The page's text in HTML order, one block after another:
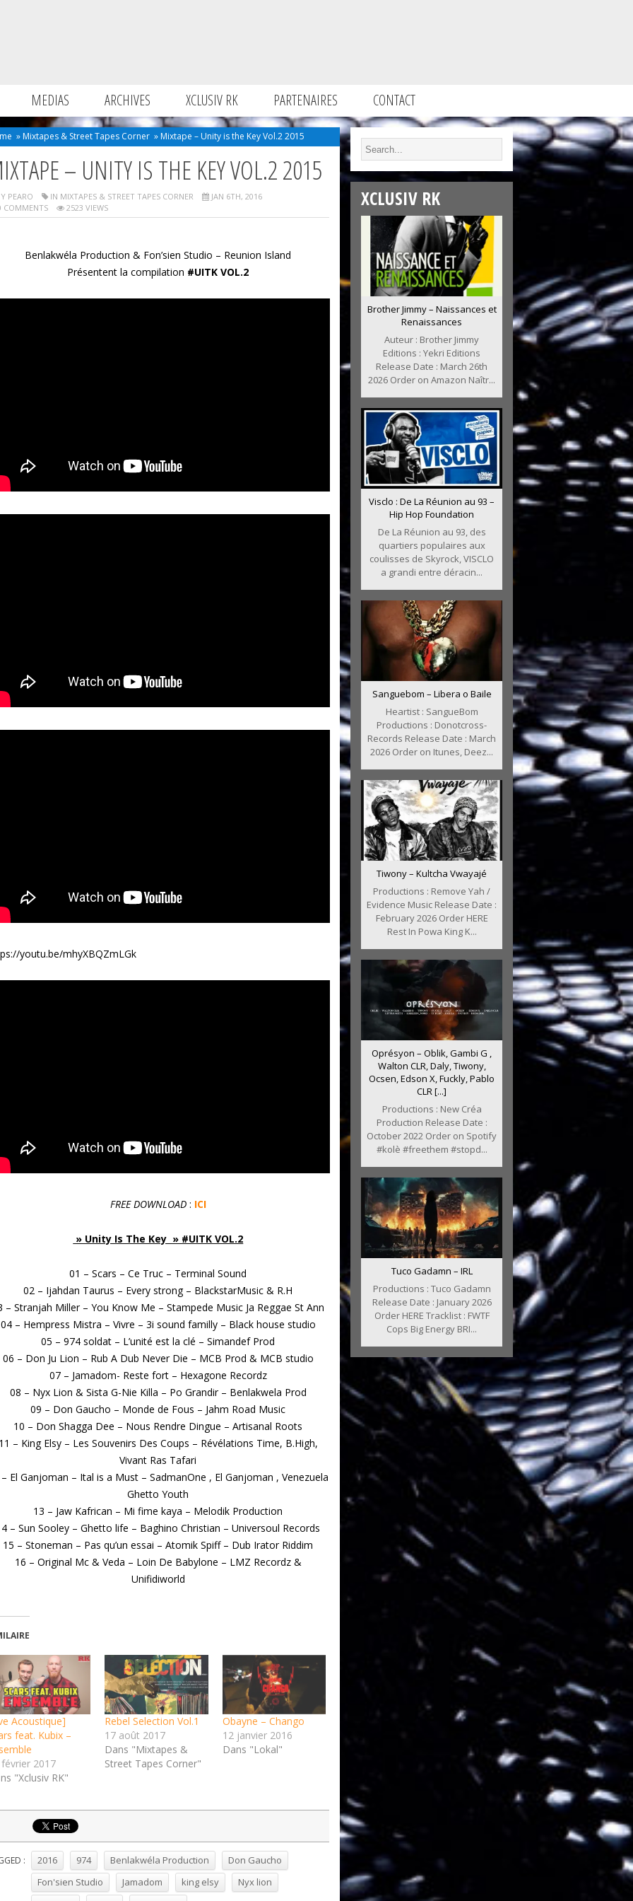
MEDIAS ARCHIVES XCLUSIV RK PARTENAIRES CONTACT
» Mixtapes & Street Tapes Corner » Mixtape – Unity is the Key Vol.2 2015
– UNITY IS THE KEY VOL.2 2015
PEARO IN MIXTAPES & STREET TAPES CORNER
JAN 6TH, 2016
2523 VIEWS
Benlakwéla Production & Fon’sien Studio – Reunion Island
Présentent la compilation #UITK VOL.2
youtu.be/mhyXBQZmLGk
FREE DOWNLOAD: ICI
» Unity Is The Key » #UITK VOL.2
01 – Scars – Ce Truc – Terminal Sound
02 – Ijahdan Taurus – Every strong – BlackstarMusic & R.H
– Stranjah Miller – You Know Me – Stampede Music Ja Reggae St Ann
04 – Hempress Mistra – Vivre – 3i sound familly – Black house studio
05 – 974 soldat – L’unité est la clé – Simandef Prod
06 – Don Ju Lion – Rub A Dub Never Die – MCB Prod & MCB studio
07 – Jamadom- Reste fort – Hexagone Recordz
08 – Nyx Lion & Sista G-Nie Killa – Po Grandir – Benlakwela Prod
09 – Don Gaucho – Monde de Fous – Jahm Road Music
10 – Don Shagga Dee – Nous Rendre Dingue – Artisanal Roots
– King Elsy – Les Souvenirs Des Coups – Révélations Time, B.High,
Vivant Ras Tafari
El Ganjoman – Ital is a Must – SadmanOne , El Ganjoman , Venezuela
Ghetto Youth
13 – Jaw Kafrican – Mi fime kaya – Melodik Production
– Sun Sooley – Ghetto life – Baghino Christian – Universoul Records
15 – Stoneman – Pas qu’un essai – Atomik Spiff – Dub Irator Riddim
16 – Original Mc & Veda – Loin De Babylone – LMZ Recordz &
Unifidiworld
Acoustique]
feat. Kubix –
2017
"Xclusiv RK"
Rebel Selection Vol.1
17 août 2017
Dans "Mixtapes &
Street Tapes Corner"
Obayne – Chango
12 janvier 2016
Dans "Lokal"
: 2016 974 Benlakwéla Production
Don Gaucho
Fon'sien Studio
Jamadom king elsy
Nyx lion
XCLUSIV RK
Brother Jimmy – Naissances et
Renaissances
Auteur : Brother Jimmy
Editions : Yekri Editions
Release Date : March 26th
2026 Order on Amazon Naîtr...
Visclo : De La Réunion au 93 –
Hip Hop Foundation
De La Réunion au 93, des
quartiers populaires aux
coulisses de Skyrock, VISCLO
a grandi entre déracin...
Sanguebom – Libera o Baile
Heartist : SangueBom
Productions : Donotcross-
Records Release Date : March
2026 Order on Itunes, Deez...
Tiwony – Kultcha Vwayajé
Productions : Remove Yah /
Evidence Music Release Date :
February 2026 Order HERE
Rest In Powa King K...
Oprésyon – Oblik, Gambi G ,
Walton CLR, Daly, Tiwony,
Ocsen, Edson X, Fuckly, Pablo
CLR [...]
Productions : New Créa
Production Release Date :
October 2022 Order on Spotify
#kolè #freethem #stopd...
Tuco Gadamn – IRL
Productions : Tuco Gadamn
Release Date : January 2026
Order HERE Tracklist : FWTF
Cops Big Energy BRI...